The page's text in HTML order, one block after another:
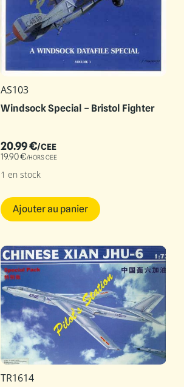
AS103
Windsock Special – Bristol Fighter
20.99€/CEE
19.90€/HORS CEE
1 en stock
Ajouter au panier
TR1614